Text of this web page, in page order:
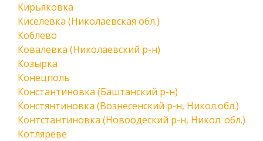
Кирьяковка
Киселевка (Николаевская обл.)
Коблево
Ковалевка (Николаевский р-н)
Козырка
Конецполь
Константиновка (Баштанский р-н)
Констянтиновка (Вознесенский р-н, Никол.обл.)
Контстантиновка (Новоодеский р-н, Никол. обл.)
Котляреве